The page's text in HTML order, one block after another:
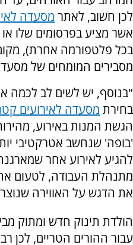
לכן חשוב, לאתר מסעדה
אשר מציע בפרסומים שלו
בכל פלטפורמה אחרת),
מסבירים המומחים של
"בנוסף, יש לשים לב לכמה
בחירת מסעדה לאירועים
הגשת המנות באירוע,
'בופה' שנחשב אטרקטיבי
להגיע לאירוע אחר
מתנהלת העבודה, לטעום
את הדגש על האווירה
הולדת תינוק חדש ומתוק
עבור ההורים הטריים, לכן